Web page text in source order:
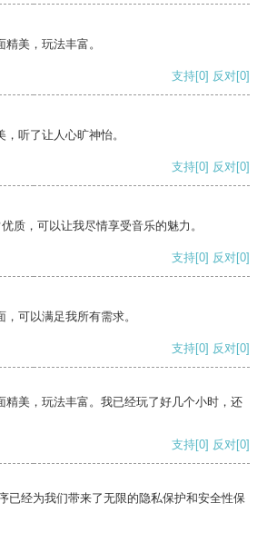
美，玩法丰富。
支持[0] 反对[0]
听了让人心旷神怡。
支持[0] 反对[0]
质，可以让我尽情享受音乐的魅力。
支持[0] 反对[0]
可以满足我所有需求。
支持[0] 反对[0]
精美，玩法丰富。我已经玩了好几个小时，还
支持[0] 反对[0]
已经为我们带来了无限的隐私保护和安全性保